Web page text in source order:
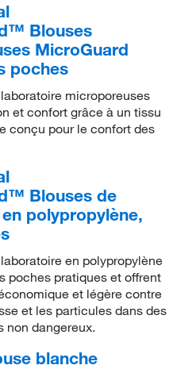
Blouses
MicroGuard
poches
microporeuses
et confort grâce à un tissu
conçu pour le confort des
Blouses de
polypropylène,
en polypropylène
poches pratiques et offrent
et légère contre
et les particules dans des
non dangereux.
blanche